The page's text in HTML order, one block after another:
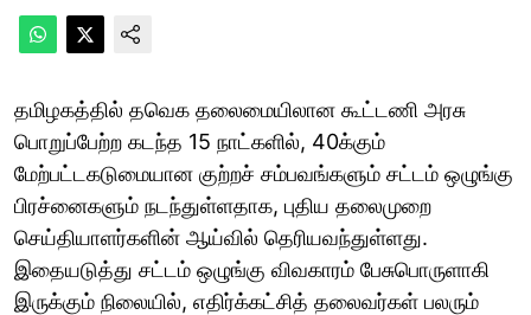
தமிழகத்தில் தவெக தலைமையிலான கூட்டணி அரசு
பொறுப்பேற்ற கடந்த 15 நாட்களில், 40க்கும்
மேற்பட்டகடுமையான குற்றச் சம்பவங்களும் சட்டம் ஒழுங்கு
பிரச்னைகளும் நடந்துள்ளதாக, புதிய தலைமுறை
செய்தியாளர்களின் ஆய்வில் தெரியவந்துள்ளது.
இதையடுத்து சட்டம் ஒழுங்கு விவகாரம் பேசுபொருளாகி
இருக்கும் நிலையில், எதிர்க்கட்சித் தலைவர்கள் பலரும்